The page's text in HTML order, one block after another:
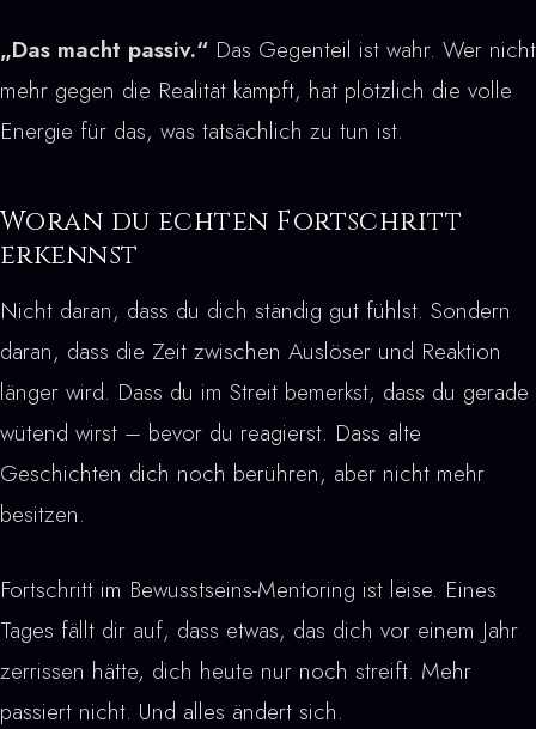
„Das macht passiv.“ Das Gegenteil ist wahr. Wer nicht
mehr gegen die Realität kämpft, hat plötzlich die volle
Energie für das, was tatsächlich zu tun ist.
Woran du echten Fortschritt
erkennst
Nicht daran, dass du dich ständig gut fühlst. Sondern
daran, dass die Zeit zwischen Auslöser und Reaktion
länger wird. Dass du im Streit bemerkst, dass du gerade
wütend wirst – bevor du reagierst. Dass alte
Geschichten dich noch berühren, aber nicht mehr
besitzen.
Fortschritt im Bewusstseins-Mentoring ist leise. Eines
Tages fällt dir auf, dass etwas, das dich vor einem Jahr
zerrissen hätte, dich heute nur noch streift. Mehr
passiert nicht. Und alles ändert sich.